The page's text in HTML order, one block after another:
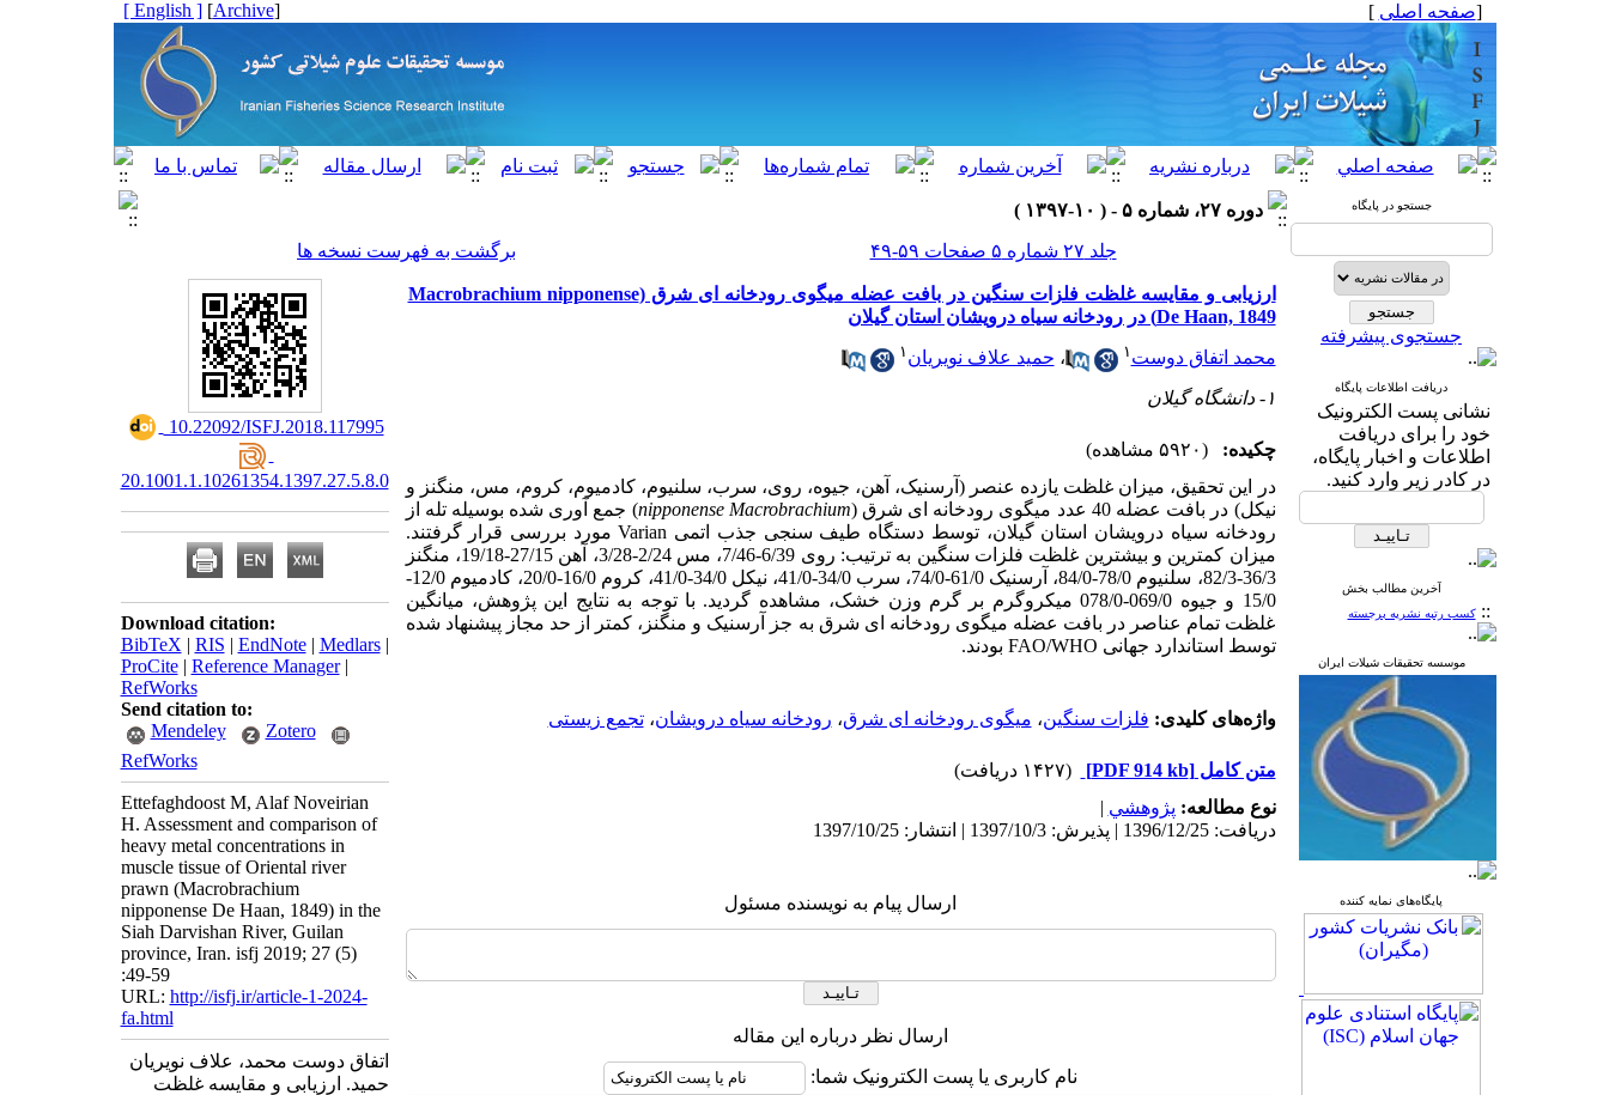
[صفحه اصلی ]
[
Archive
]
[ English ]
جستجو در پایگاه
جستجوی پیشرفته
دریافت اطلاعات پایگاه
نشانی پست الکترونیک
خود را برای دریافت
اطلاعات و اخبار پایگاه،
در کادر زیر وارد کنید.
آخرین مطالب بخش
::کسب رتبه نشریه برجسته
موسسه تحقیقات شیلات ایران
پایگاه‌های نمایه کننده
دوره ۲۷، شماره ۵ - ( ۱۰-۱۳۹۷ )
جلد ۲۷ شماره ۵ صفحات ۵۹-۴۹
برگشت به فهرست نسخه ها
ارزیابی و مقایسه غلظت فلزات سنگین در بافت عضله میگوی رودخانه ای شرق (Macrobrachium nipponense
De Haan, 1849) در رودخانه سیاه درویشان استان گیلان
محمد اتفاق دوست ۱ ، حمید علاف نویریان ۱
۱- دانشگاه گیلان
چکیده:
(۵۹۲۰ مشاهده)
در این تحقیق، میزان غلظت یازده عنصر (آرسنیک، آهن، جیوه، روی، سرب، سلنیوم، کادمیوم، کروم، مس، منگنز و
نیکل) در بافت عضله 40 عدد میگوی رودخانه ای شرق (
Macrobrachium
nipponense) جمع آوری شده بوسیله تله از
رودخانه سیاه درویشان استان گیلان، توسط دستگاه طیف سنجی جذب اتمی Varianمورد بررسی قرار گرفتند.
میزان کمترین و بیشترین غلظت فلزات سنگین به ترتیب: روی 6/39-7/46، مس 2/24-3/28، آهن 27/15-19/18، منگنز
36/3-82/3، سلنیوم 78/0-84/0، آرسنیک 61/0-74/0، سرب 34/0-41/0، نیکل 34/0-41/0، کروم 16/0-20/0، کادمیوم 12/0-
15/0 و جیوه 069/0-078/0 میکروگرم بر گرم وزن خشک، مشاهده گردید. با توجه به نتایج این پژوهش، میانگین
غلظت تمام عناصر در بافت عضله میگوی رودخانه ای شرق به جز آرسنیک و منگنز، کمتر از حد مجاز پیشنهاد شده
توسط استاندارد جهانی FAO/WHO بودند.
واژه‌های کلیدی: فلزات سنگین، میگوی رودخانه ای شرق، رودخانه سیاه درویشان،تجمع زیستی
متن کامل[PDF 914 kb]
(۱۴۲۷ دریافت)
نوع مطالعه: پژوهشي |
دریافت: 1396/12/25 | پذیرش: 1397/10/3 | انتشار: 1397/10/25
ارسال پیام به نویسنده مسئول
ارسال نظر درباره این مقاله
نام کاربری یا پست الکترونیک شما:
‎ 10.22092/ISFJ.2018.117995
20.1001.1.10261354.1397.27.5.8.0
Download citation:
BibTeX | RIS | EndNote| Medlars|
ProCite| Reference Manager|
RefWorks
Send citation to:
Mendeley
Zotero
RefWorks
Ettefaghdoost M, Alaf Noveirian
H. Assessment and comparison of
heavy metal concentrations in
muscle tissue of Oriental river
prawn (Macrobrachium
nipponense De Haan, 1849) in the
Siah Darvishan River, Guilan
province, Iran. isfj 2019; 27 (5)
:49-59
URL: http://isfj.ir/article-1-2024-
fa.html
اتفاق دوست محمد، علاف نویریان
حمید. ارزیابی و مقایسه غلظت